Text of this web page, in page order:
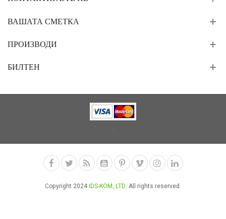
ВАШАТА СМЕТКА
ПРОИЗВОДИ
БИЛТЕН
Copyright 2024IDS-KOM, LTD. All rights reserved.